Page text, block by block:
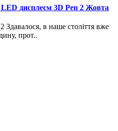
дисплеєм 3D Pen 2 Жовта
Здавалося, в наше століття вже
прот..